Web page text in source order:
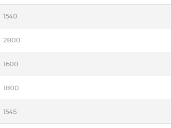
1540
2800
1600
1800
1545